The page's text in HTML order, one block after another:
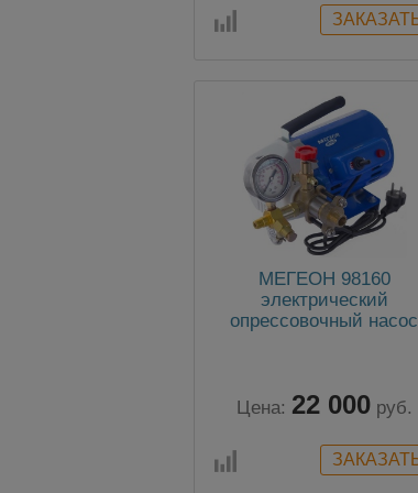
МЕГЕОН 98160
электрический
опрессовочный насос
Цена: 22 000 руб.